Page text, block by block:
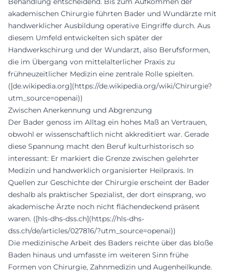
akademischen Chirurgie führten Bader und Wundärzte mit
handwerklicher Ausbildung operative Eingriffe durch. Aus
diesem Umfeld entwickelten sich später der
Handwerkschirurg und der Wundarzt, also Berufsformen,
die im Übergang von mittelalterlicher Praxis zu
frühneuzeitlicher Medizin eine zentrale Rolle spielten.
([de.wikipedia.org](https://de.wikipedia.org/wiki/Chirurgie?
utm_source=openai))
Zwischen Anerkennung und Abgrenzung
Der Bader genoss im Alltag ein hohes Maß an Vertrauen,
obwohl er wissenschaftlich nicht akkreditiert war. Gerade
diese Spannung macht den Beruf kulturhistorisch so
interessant: Er markiert die Grenze zwischen gelehrter
Medizin und handwerklich organisierter Heilpraxis. In
Quellen zur Geschichte der Chirurgie erscheint der Bader
deshalb als praktischer Spezialist, der dort einsprang, wo
akademische Ärzte noch nicht flächendeckend präsent
waren. ([hls-dhs-dss.ch](https://hls-dhs-
dss.ch/de/articles/027816/?utm_source=openai))
Die medizinische Arbeit des Baders reichte über das bloße
Baden hinaus und umfasste im weiteren Sinn frühe
Formen von Chirurgie, Zahnmedizin und Augenheilkunde.